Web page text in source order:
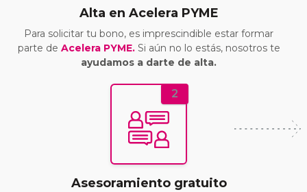
Alta en Acelera PYME
Para solicitar tu bono, es imprescindible estar formar
parte de Acelera PYME. Si aún no lo estás, nosotros te
ayudamos a darte de alta.
Asesoramiento gratuito
2